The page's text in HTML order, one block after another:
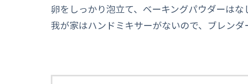
卵をしっかり泡立て、ベーキングパウダーはな
我が家はハンドミキサーがないので、ブレンダ